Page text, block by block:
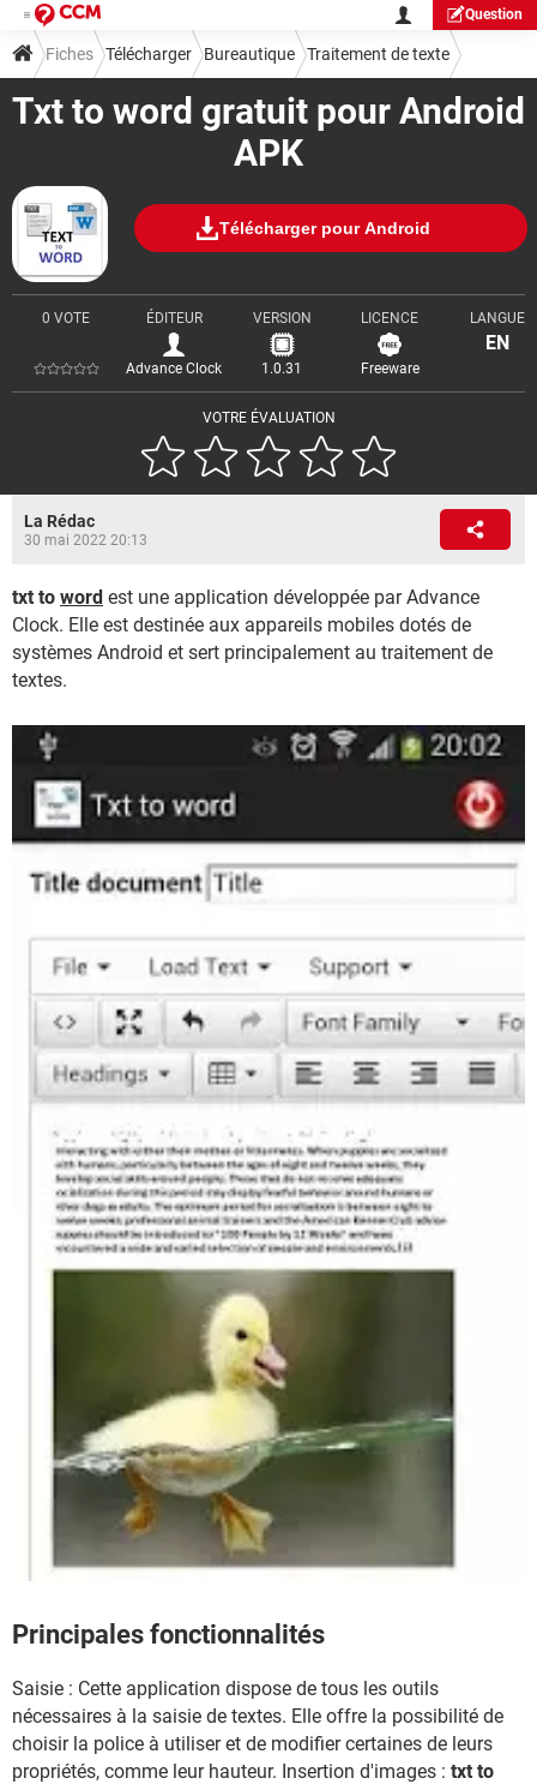
Question
Txt to word gratuit pour Android
APK
Télécharger pour Android
VOTRE ÉVALUATION
0 VOTE ÉDITEUR
Advance Clock
VERSION
1.0.31
LICENCE
Freeware
LANGUE
EN
Fiches Télécharger Bureautique Traitement de texte
La Rédac
30 mai 2022 20:13
txt to word est une application développée par Advance
Clock. Elle est destinée aux appareils mobiles dotés de
systèmes Android et sert principalement au traitement de
textes.
Principales fonctionnalités
Saisie : Cette application dispose de tous les outils
nécessaires à la saisie de textes. Elle offre la possibilité de
choisir la police à utiliser et de modifier certaines de leurs
propriétés, comme leur hauteur. Insertion d'images : txt to